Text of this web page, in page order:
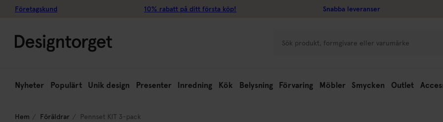
Företagskund 10% rabatt på ditt första köp! Snabba leveranser
Nyheter Populärt Unik design Presenter Inredning Kök Belysning Förvaring Möbler Smycken Outlet
Hem Föräldrar Pennset KIT 3-pack